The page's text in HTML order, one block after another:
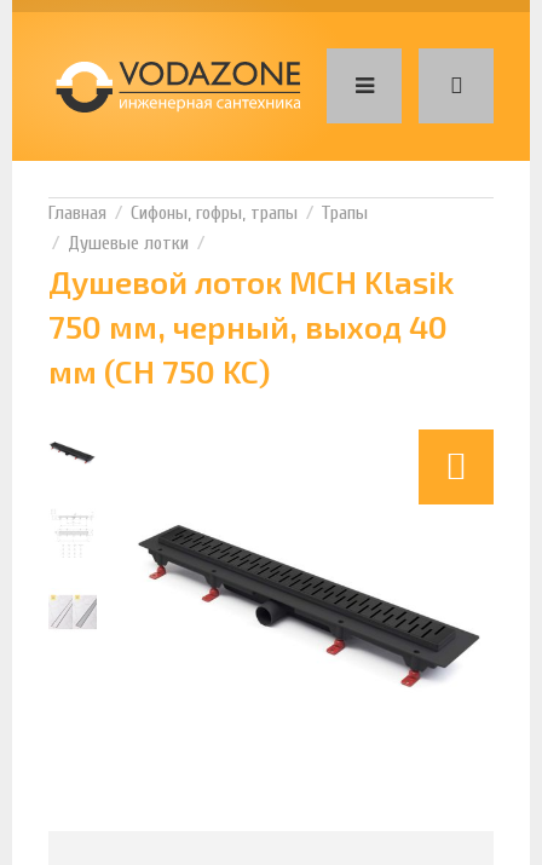
Сифоны, гофры, трапы
Трапы
Душевые лотки
Душевой лоток MCH Klasik
750 мм, черный, выход 40
мм (CH 750 KC)